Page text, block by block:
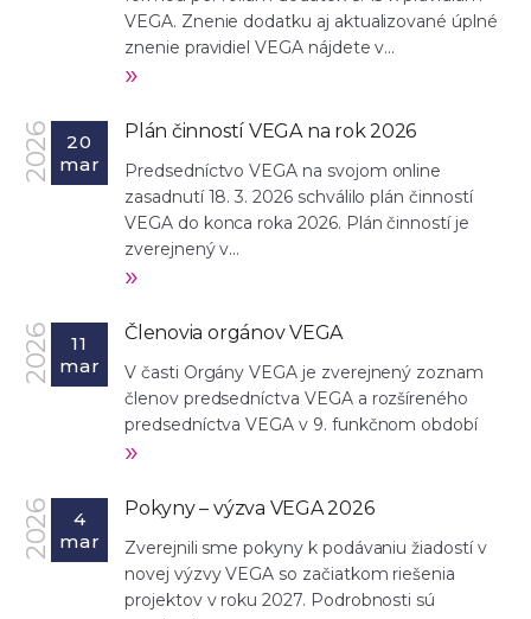
VEGA. Znenie dodatku aj aktualizované úplné
znenie pravidiel VEGA nájdete v...
»
2026
20
mar
Plán činností VEGA na rok 2026
Predsedníctvo VEGA na svojom online
zasadnutí 18. 3. 2026 schválilo plán činností
VEGA do konca roka 2026. Plán činností je
zverejnený v...
»
2026
11
mar
Členovia orgánov VEGA
V časti Orgány VEGA je zverejnený zoznam
členov predsedníctva VEGA a rozšíreného
predsedníctva VEGA v 9. funkčnom období
»
2026
4
mar
Pokyny – výzva VEGA 2026
Zverejnili sme pokyny k podávaniu žiadostí v
novej výzvy VEGA so začiatkom riešenia
projektov v roku 2027. Podrobnosti sú